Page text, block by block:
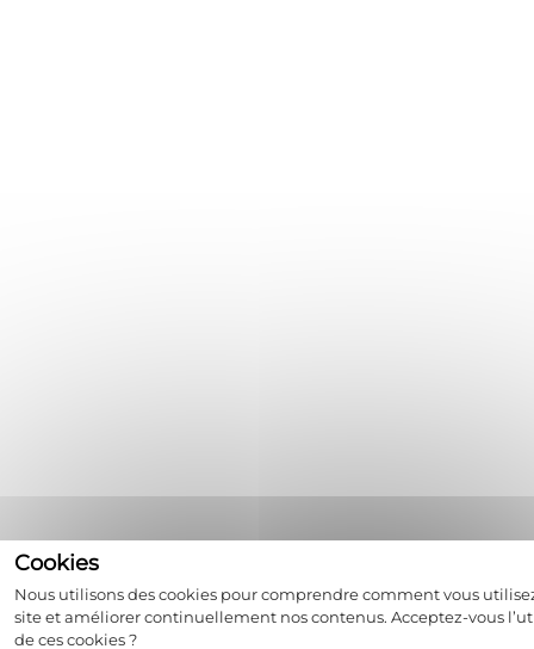
Nous utilisons des cookies pour comprendre comment vous
site et améliorer continuellement nos contenus. Acceptez-vous
de ces cookies ?